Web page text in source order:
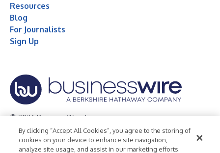
Resources
Blog
For Journalists
Sign Up
© 2026 Business Wire, Inc.
Privacy Policy Cookie Policy
Accessibility Statement
Terms of Use
Legal
By clicking “Accept All Cookies”, you agree to the storing of
cookies on your device to enhance site navigation,
analyze site usage, and assist in our marketing efforts.